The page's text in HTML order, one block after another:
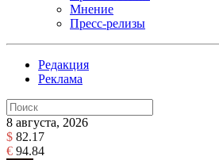
Мнение
Пресс-релизы
Редакция
Реклама
8 августа, 2026
$ 82.17
€ 94.84